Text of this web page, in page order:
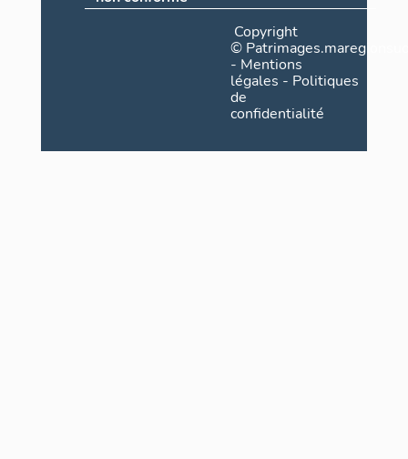
Copyright
©
- Mentions
légales - Politiques
de
confidentialité